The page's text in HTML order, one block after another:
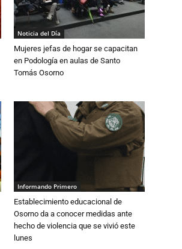
Noticia del Día
Mujeres jefas de hogar se capacitan
en Podología en aulas de Santo
Tomás Osorno
Informando Primero
Establecimiento educacional de
Osorno da a conocer medidas ante
hecho de violencia que se vivió este
lunes